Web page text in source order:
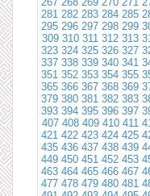
281 282 283 284 285
295 296 297 298 299
309 310 311 312 313
323 324 325 326 327
337 338 339 340 341
351 352 353 354 355
365 366 367 368 369
379 380 381 382 383
393 394 395 396 397
407 408 409 410 411
421 422 423 424 425
435 436 437 438 439
449 450 451 452 453
463 464 465 466 467
477 478 479 480 481